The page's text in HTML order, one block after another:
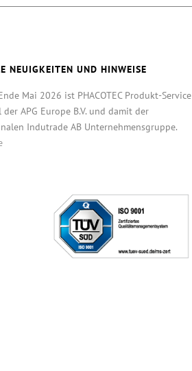
NEUIGKEITEN UND HINWEISE
Mai 2026 ist PHACOTEC Produkt-Service
der APG Europe B.V. und damit der
Indutrade AB Unternehmensgruppe.